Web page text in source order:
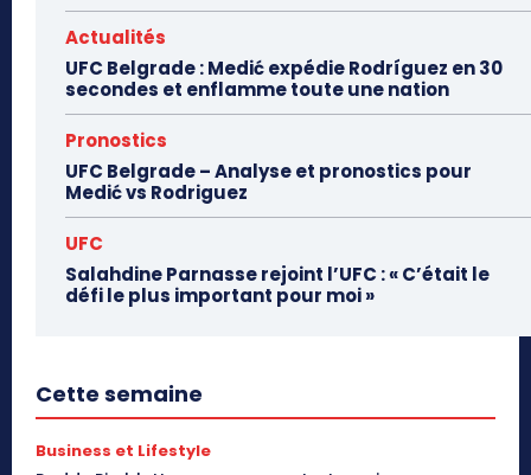
Actualités
UFC Belgrade : Medić expédie Rodríguez en 30
secondes et enflamme toute une nation
Pronostics
UFC Belgrade – Analyse et pronostics pour
Medić vs Rodriguez
UFC
Salahdine Parnasse rejoint l’UFC : « C’était le
défi le plus important pour moi »
Cette semaine
Business et Lifestyle